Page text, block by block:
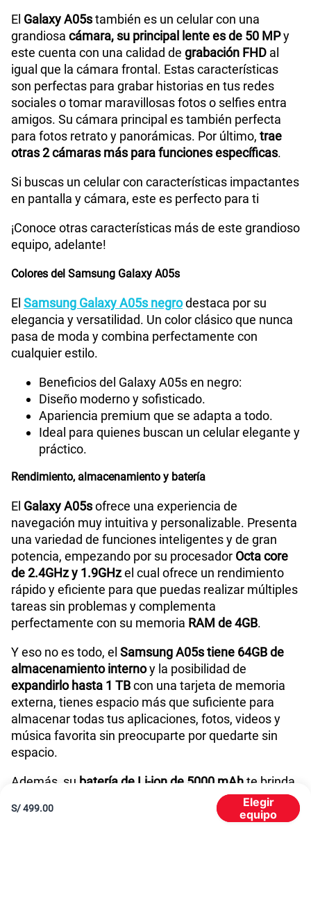
194g
Bluetooth Si
Cámara de fotos Principal 50MP + 2MP +2MP
Cámara de fotos Frontal
Grabadora de Voz Si
Capacidad Memoria Externa 1TB
Capacidad Memoria Interna
Capacidad Memoria RAM 4GB
Si
Lector de Huella No
168.0 x 77.8 x 8.8
Si
El Galaxy A05stambién es un celular con una
grandiosa cámara, su principal lente es de 50 MPy
este cuenta con una calidad de grabación FHD al
igual que la cámara frontal. Estas características
son perfectas para grabar historias en tus redes
sociales o tomar maravillosas fotos o selfies entra
amigos. Su cámara principal es también perfecta
para fotos retrato y panorámicas. Por último, trae
otras 2 cámaras más para funciones específicas.
Si buscas un celular con características impactantes
en pantalla y cámara, este es perfecto para ti
¡Conoce otras características más de este grandioso
equipo, adelante!
Colores del Samsung Galaxy A05s
El Samsung Galaxy A05s negrodestaca por su
elegancia y versatilidad. Un color clásico que nunca
pasa de moda y combina perfectamente con
cualquier estilo.
Beneficios del Galaxy A05s en negro:
Diseño moderno y sofisticado.
Apariencia premium que se adapta a todo.
Ideal para quienes buscan un celular elegante y
práctico.
Rendimiento, almacenamiento y batería
El Galaxy A05sofrece una experiencia de
navegación muy intuitiva y personalizable. Presenta
una variedad de funciones inteligentes y de gran
potencia, empezando por su procesador Octa core
de 2.4GHz y 1.9GHzel cual ofrece un rendimiento
rápido y eficiente para que puedas realizar múltiples
tareas sin problemas y complementa
perfectamente con su memoria RAM de 4GB.
Y eso no es todo, el Samsung A05s tiene 64GB de
almacenamiento internoy la posibilidad de
expandirlo hasta 1 TBcon una tarjeta de memoria
externa, tienes espacio más que suficiente para
almacenar todas tus aplicaciones, fotos, videos y
música favorita sin preocuparte por quedarte sin
espacio.
Además, su batería de Li-ion de 5000 mAhte brinda
una autonomía duradera para que puedas disfrutar
de tu dispositivo durante todo el día sin necesidad
S/499.00
Elegir
equipo